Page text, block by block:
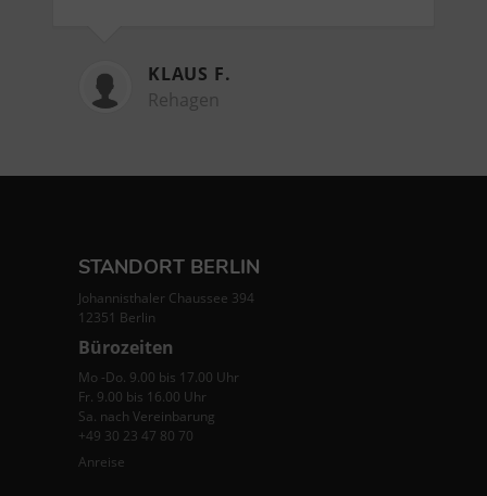
KLAUS F.
Rehagen
STANDORT BERLIN
Johannisthaler Chaussee 394
12351 Berlin
Bürozeiten
Mo -Do. 9.00 bis 17.00 Uhr
Fr. 9.00 bis 16.00 Uhr
Sa. nach Vereinbarung
+49 30 23 47 80 70
Anreise